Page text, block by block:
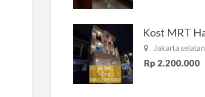
Jakarta selatan
Rp 2.200.000